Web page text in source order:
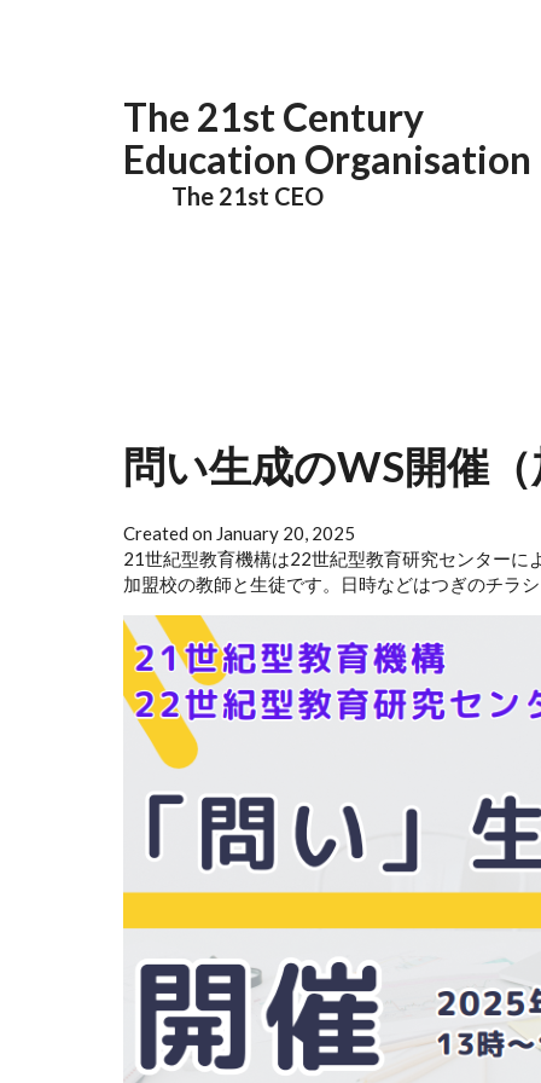
The 21st Century
Education Organisation
The 21st CEO
問い生成のWS開催
Created on January 20, 2025
21世紀型教育機構は22世紀型教育研究センターに
加盟校の教師と生徒です。日時などはつぎのチラ